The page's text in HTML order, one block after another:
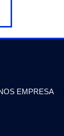
EMPRESA